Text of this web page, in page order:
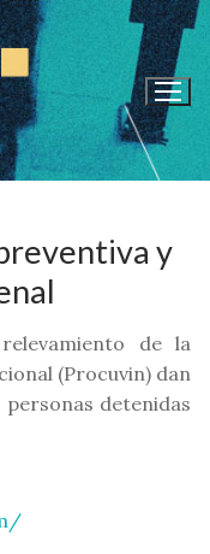
y
de la
(Procuvin) dan
personas detenidas